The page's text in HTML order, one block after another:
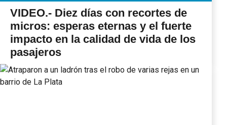
VIDEO.- Diez días con recortes de
micros: esperas eternas y el fuerte
impacto en la calidad de vida de los
pasajeros